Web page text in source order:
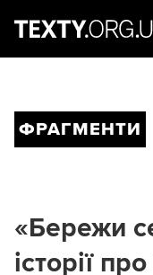
ФРАГМЕНТИ
«Бережи
історії